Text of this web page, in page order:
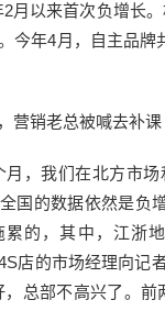
2月以来首次负增长
今年4月，自主品牌
销老总被喊去补课
，我们在北方市场
国的数据依然是负
的，其中，江浙
店的市场经理向记者
，总部不高兴了。前